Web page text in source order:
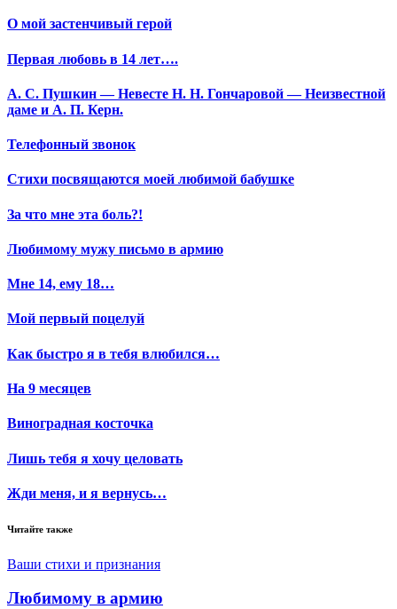
О мой застенчивый герой
Первая любовь в 14 лет….
А. С. Пушкин — Невесте Н. Н. Гончаровой — Неизвестной
даме и А. П. Керн.
Телефонный звонок
Стихи посвящаются моей любимой бабушке
За что мне эта боль?!
Любимому мужу письмо в армию
Мне 14, ему 18…
Мой первый поцелуй
Как быстро я в тебя влюбился…
На 9 месяцев
Виноградная косточка
Лишь тебя я хочу целовать
Жди меня, и я вернусь…
Читайте также
Ваши стихи и признания
Любимому в армию